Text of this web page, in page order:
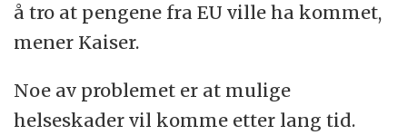
å tro at pengene fra EU ville ha kommet,
mener Kaiser.
Noe av problemet er at mulige
helseskader vil komme etter lang tid.